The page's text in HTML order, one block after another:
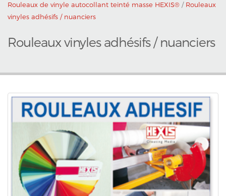
Rouleaux de vinyle autocollant teinté masse HEXIS® / Rouleaux
vinyles adhésifs / nuanciers
Rouleaux vinyles adhésifs / nuanciers